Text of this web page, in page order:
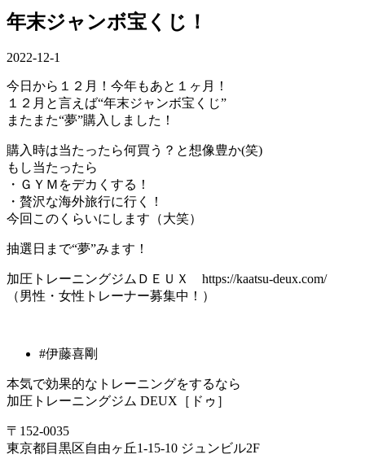
年末ジャンボ宝くじ！
2022-12-1
今日から１２月！今年もあと１ヶ月！
１２月と言えば“年末ジャンボ宝くじ”
またまた“夢”購入しました！
購入時は当たったら何買う？と想像豊か(笑)
もし当たったら
・ＧＹＭをデカくする！
・贅沢な海外旅行に行く！
今回このくらいにします（大笑）
抽選日まで“夢”みます！
加圧トレーニングジムＤＥＵＸ https://kaatsu-deux.com/
（男性・女性トレーナー募集中！）
#伊藤喜剛
本気で効果的なトレーニングをするなら
加圧トレーニングジム DEUX［ドゥ］
〒152-0035
東京都目黒区自由ヶ丘1-15-10 ジュンビル2F